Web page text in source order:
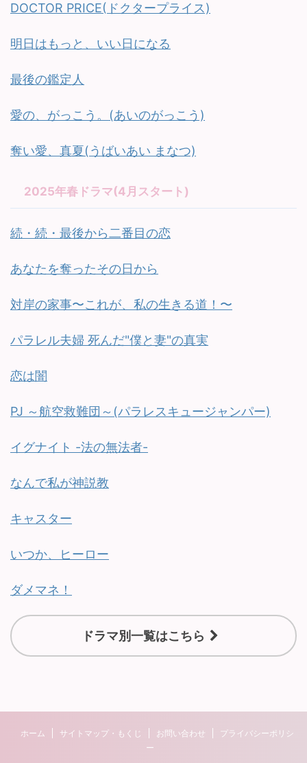
DOCTOR PRICE(ドクタープライス)
明日はもっと、いい日になる
最後の鑑定人
愛の、がっこう。(あいのがっこう)
奪い愛、真夏(うばいあい まなつ)
2025年春ドラマ(4月スタート)
続・続・最後から二番目の恋
あなたを奪ったその日から
対岸の家事〜これが、私の生きる道！〜
パラレル夫婦 死んだ"僕と妻"の真実
恋は闇
PJ ～航空救難団～(パラレスキュージャンパー)
イグナイト -法の無法者-
なんで私が神説教
キャスター
いつか、ヒーロー
ダメマネ！
ドラマ別一覧はこちら
ホーム サイトマップ・もくじ お問い合わせ
プライバシーポリシ
ー